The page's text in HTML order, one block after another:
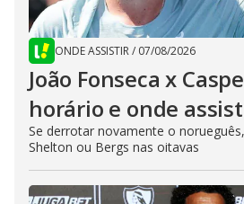
ONDE ASSISTIR/ 07/08/2026
João Fonseca x
horário e onde
Se derrotar novamente o
Shelton ou Bergs nas oitavas